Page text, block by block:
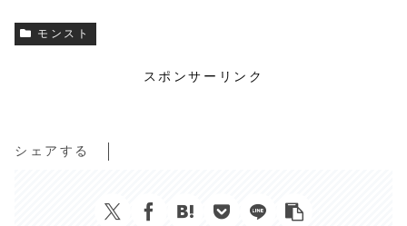
モンスト
スポンサーリンク
シェアする